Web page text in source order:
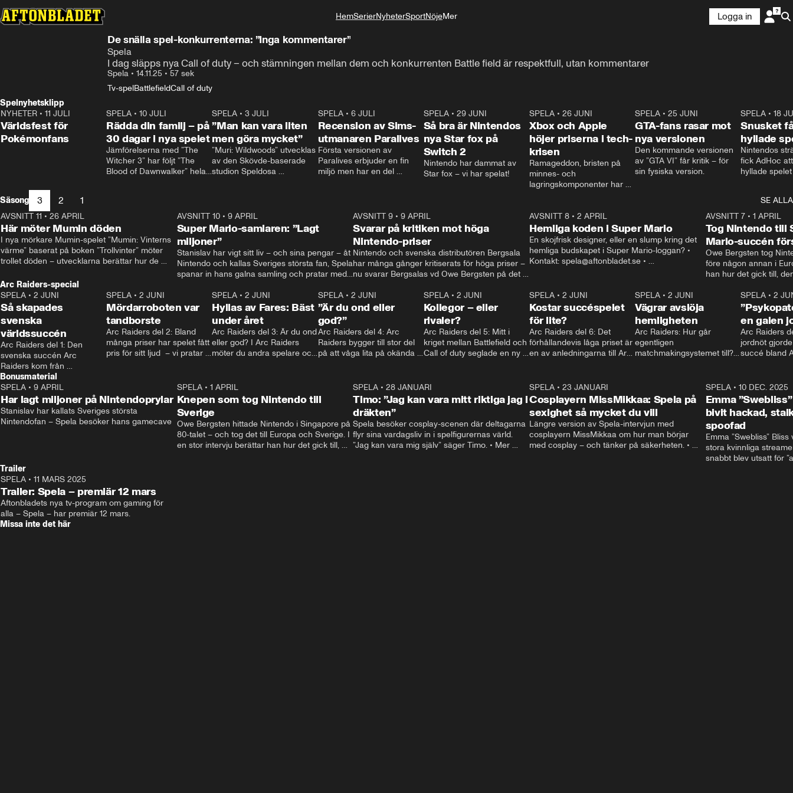
HemSerierNyheterSportNöjeMer
Logga in
De snälla spel-konkurrenterna: ”Inga kommentarer”
Spela
I dag släpps nya Call of duty – och stämningen mellan dem och konkurrenten Battle field är respektfull, utan kommentarer
Spela • 14.11.25 • 57 sek
Tv-spelBattlefieldCall of duty
Spelnyhetsklipp
0:58
NYHETER • 11 JULI
Världsfest för
Pokémonfans
1:54
SPELA •10 JULI
Rädda din familj – på
30 dagar i nya spelet
Jämförelserna med ”The
Witcher 3” har följt ”The
Blood of Dawnwalker” hela
– Redan från början förstod
vi att vi behövde vår egen
identitet, säger han.
SPELA •3 JULI
”Man kan vara liten
men göra mycket”
”Muri: Wildwoods” utvecklas
av den Skövde-baserade
studion Speldosa
mus som åker till en
förorenad ö för att tvätta
rent den och rädda de
gulliga varelserna som bor
där.
SPELA• 6 JULI
Recension av Sims-
utmanaren Paralives
Första versionen av
Paralives erbjuder en fin
miljö men har en del
SPELA• 29 JUNI
Så bra är Nintendos
nya Star fox på
Switch 2
Nintendo har dammat av
Star fox – vi har spelat!
1:05
SPELA• 26 JUNI
Xbox och Apple
höjer priserna i tech-
krisen
Ramageddon, bristen på
minnes- och
lagringskomponenter har
Playstation och Switch 2.
Nu höjer Microsoft priset på
Xbox och Apple på Ipad och
Macbook.
1:20
SPELA •25 JUNI
GTA-fans rasar mot
nya versionen
Den kommande versionen
av ”GTA VI” får kritik – för
sin fysiska version.
SPELA •18
Snusket
hyllade
Nintendos
fick AdHoc
hyllade
som tar bort
rutorna.
Säsong 3 2 1
SE ALLA
AVSNITT 11 • 26 APRIL
Här möter Mumin döden
I nya mörkare Mumin-spelet ”Mumin: Vinterns
värme” baserat på boken ”Trollvinter” möter
trollet döden – utvecklarna berättar hur de
spela.aftonbladet.se • Kontakt:
spela@aftonbladet.se
1:43
AVSNITT 10• 9 APRIL
Super Mario-samlaren: ”Lagt
miljoner”
Stanislav har vigt sitt liv – och sina pengar – åt
Nintendo och kallas Sveriges största fan, Spela
spanar in hans galna samling och pratar med
kropp. • Kontakt: spela@aftonbladet.se • Mer:
spela.aftonbladet.se
AVSNITT 9 •9 APRIL
Svarar på kritiken mot höga
Nintendo-priser
Nintendo och svenska distributören Bergsala
har många gånger kritiserats för höga priser –
nu svarar Bergsalas vd Owe Bergsten på det
mycket. • Kontakt: spela@aftonbladet.se •
Mer:spela.aftonbladet.se
AVSNITT 8• 2 APRIL
Hemliga koden i Super Mario
En skojfrisk designer, eller en slump kring det
hemliga budskapet i Super Mario-loggan? •
Kontakt: spela@aftonbladet.se •
AVSNITT 7• 1 APRIL
Tog Nintendo till
Mario-succén
Owe Bergsten tog
före någon annan i
han hur det gick till,
succéspelet. •
Mer:
Arc Raiders-special
2:12
SPELA • 2 JUNI
Så skapades
svenska
världssuccén
Arc Raiders del 1: Den
svenska succén Arc
Raiders kom från
ingenstans och gjorde
braksuccé – men vad är
egentligen förklaringen
bakom?
1:50
SPELA •2 JUNI
Mördarroboten var
tandborste
Arc Raiders del 2: Bland
många priser har spelet fått
pris för sitt ljud  – vi pratar
SPELA •2 JUNI
Hyllas av Fares: Bäst
under året
Arc Raiders del 3: Är du ond
eller god? I Arc Raiders
möter du andra spelare och
SPELA• 2 JUNI
”Är du ond eller
god?”
Arc Raiders del 4: Arc
Raiders bygger till stor del
på att våga lita på okända
SPELA• 2 JUNI
Kollegor – eller
rivaler?
Arc Raiders del 5: Mitt i
kriget mellan Battlefield och
Call of duty seglade en ny
BF-bossen om
konkurrensen?
2:15
SPELA• 2 JUNI
Kostar succéspelet
för lite?
Arc Raiders del 6: Det
förhållandevis låga priset är
en av anledningarna till Arc
2:14
SPELA •2 JUNI
Vägrar avslöja
hemligheten
Arc Raiders: Hur går
egentligen
matchmakingsystemet till?
med utvecklarna och
spekulerar själva.
SPELA •2
en galen
Arc Raiders
jordnöt
succé bland
Bonusmaterial
SPELA • 9 APRIL
Har lagt miljoner på Nintendoprylar
Stanislav har kallats Sveriges största
Nintendofan – Spela besöker hans gamecave
28:48
SPELA• 1 APRIL
Knepen som tog Nintendo till
Sverige
Owe Bergsten hittade Nintendo i Singapore på
80-talet – och tog det till Europa och Sverige. I
en stor intervju berättar han hur det gick till,
SPELA •28 JANUARI
Timo: ”Jag kan vara mitt riktiga jag i
dräkten”
Spela besöker cosplay-scenen där deltagarna
flyr sina vardagsliv in i spelfigurernas värld.
”Jag kan vara mig själv” säger Timo. • Mer
SPELA• 23 JANUARI
Cosplayern MissMikkaa: Spela på
sexighet så mycket du vill
Längre version av Spela-intervjun med
cosplayern MissMikkaa om hur man börjar
med cosplay – och tänker på säkerheten. •
SPELA• 10 DEC. 2025
Emma
bivit hackad,
spoofad
Emma ”Swebliss”
stora kvinnliga
snabbt blev utsatt för
Trailer
SPELA • 11 MARS 2025
Trailer: Spela – premiär 12 mars
Aftonbladets nya tv-program om gaming för
alla – Spela – har premiär 12 mars.
Missa inte det här